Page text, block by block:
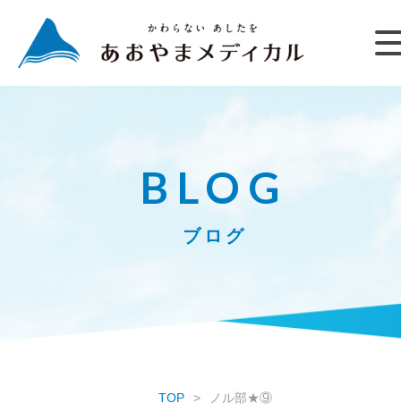
BLOG
ブログ
TOP ノル部★⑨